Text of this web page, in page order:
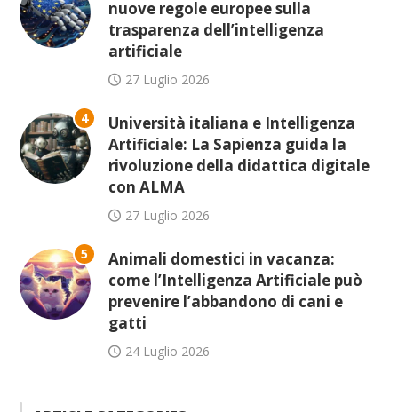
nuove regole europee sulla
trasparenza dell’intelligenza
artificiale
27 Luglio 2026
4
Università italiana e Intelligenza
Artificiale: La Sapienza guida la
rivoluzione della didattica digitale
con ALMA
27 Luglio 2026
5
Animali domestici in vacanza:
come l’Intelligenza Artificiale può
prevenire l’abbandono di cani e
gatti
24 Luglio 2026